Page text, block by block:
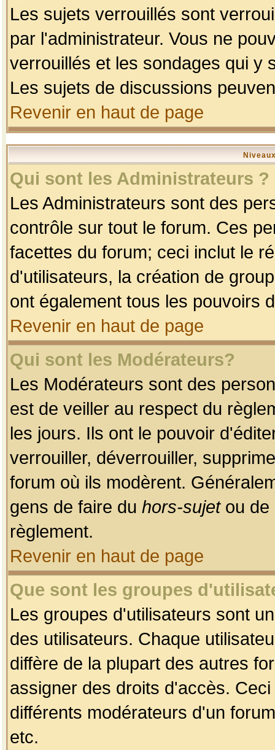
Les sujets verrouillés sont
par l'administrateur. Vous ne
verrouillés et les sondages qui y
Les sujets de discussions
Revenir en haut de page
Qui sont les Administrateurs ?
Les Administrateurs sont des
contrôle sur tout le forum. Ces
facettes du forum; ceci inclut le
d'utilisateurs, la création de
ont également tous les pouvoirs
Revenir en haut de page
Qui sont les Modérateurs?
Les Modérateurs sont des
est de veiller au respect du
les jours. Ils ont le pouvoir
verrouiller, déverrouiller,
forum où ils modèrent.
gens de faire du hors-sujetou de
règlement.
Revenir en haut de page
Que sont les groupes
Les groupes d'utilisateurs sont
des utilisateurs. Chaque
diffère de la plupart des autres
assigner des droits d'accès.
différents modérateurs d'un
etc.